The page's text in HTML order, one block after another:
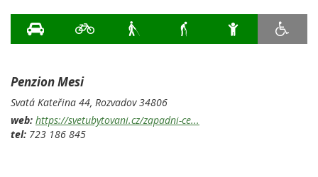
Penzion Mesi
Svatá Kateřina 44, Rozvadov34806
web: https://svetubytovani.cz/zapadni-ce...
tel: 723 186 845